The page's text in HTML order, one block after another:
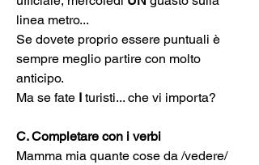
linea metro...
Se dovete proprio essere puntuali è
sempre meglio partire con molto
anticipo.
Ma se fate I turisti... che vi importa?
C. Completare con i verbi
Mamma mia quante cose da /vedere/